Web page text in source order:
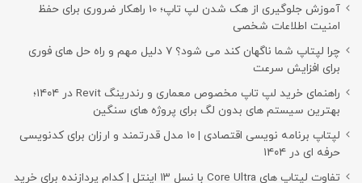
آموزش جلوگیری از هک شدن لپ تاپ؛ 10 راهکار ضروری برای حفظ
امنیت اطلاعات شخصی
چرا لپتاپ شما ناگهان کند می شود؟ ۷ دلیل مهم و راه حل های فوری
برای افزایش سرعت
راهنمای خرید لپ تاپ مخصوص معماری و رندرینگ Revit در ۱۴۰۴؛
بهترین سیستم های بدون لگ برای پروژه های سنگین
لپتاپ برنامه نویسی اقتصادی | ۱۰ مدل قدرتمند و ارزان برای کدنویسی
حرفه ای در ۱۴۰۴
تفاوت لپتاپ های Core Ultra با نسل ۱۳ اینتل | کدام پردازنده برای خرید